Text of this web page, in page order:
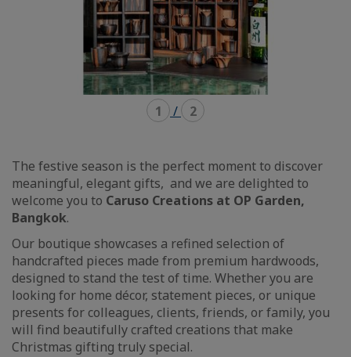
1 / 2
The festive season is the perfect moment to discover
meaningful, elegant gifts, and we are delighted to
welcome you to Caruso Creations at OP Garden,
Bangkok.
Our boutique showcases a refined selection of
handcrafted pieces made from premium hardwoods,
designed to stand the test of time. Whether you are
looking for home décor, statement pieces, or unique
presents for colleagues, clients, friends, or family, you
will find beautifully crafted creations that make
Christmas gifting truly special.